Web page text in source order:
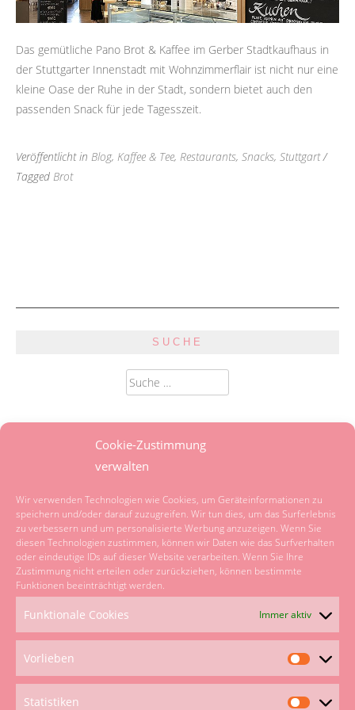
Cookie-Zustimmung
verwalten
Wir verwenden Technologien wie Cookies, um Geräteinformationen zu
speichern und/oder darauf zuzugreifen. Wir tun dies, um das Surferlebnis
zu verbessern und um personalisierte Werbung anzuzeigen. Wenn Sie
diesen Technologien zustimmen, können wir Daten wie das Surfverhalten
oder eindeutige IDs auf dieser Website verarbeiten. Wenn Sie Ihre
Zustimmung nicht erteilen oder zurückziehen, können bestimmte
Funktionen beeinträchtigt werden.
Funktionale Cookies Immer aktiv
Vorlieben
Statistiken
Das gemütliche Pano Brot & Kaffee im Gerber Stadtkaufhaus in
der Stuttgarter Innenstadt mit Wohnzimmerflair ist nicht nur eine
kleine Oase der Ruhe in der Stadt, sondern bietet auch den
passenden Snack für jede Tagesszeit.
Veröffentlicht in Blog, Kaffee & Tee, Restaurants, Snacks, Stuttgart /
Tagged Brot
SUCHE
Suche
nach:
Powered by Translate
KATEGORIEN
Kategorien